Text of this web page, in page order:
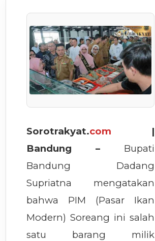
Sorotrakyat.com |
Bandung – Bupati
Bandung Dadang
Supriatna mengatakan
bahwa PIM (Pasar Ikan
Modern) Soreang ini salah
satu barang milik